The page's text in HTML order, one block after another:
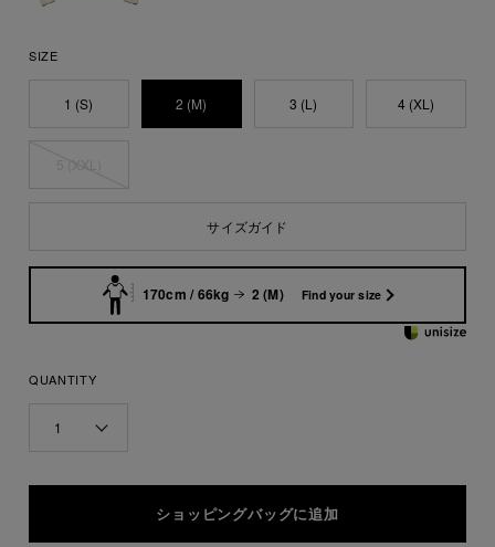
SIZE
1 (S) 2 (M) 3 (L) 4 (XL)
サイズガイド
170cm / 66kg 2 (M) Find your size
QUANTITY
1